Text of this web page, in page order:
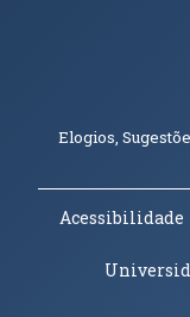
Elogios,
Acessibilidade